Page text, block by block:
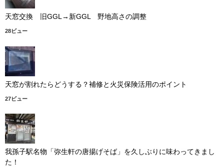
天窓交換 旧GGL→新GGL 野地高さの調整
28ビュー
天窓が割れたらどうする？補修と火災保険活用のポイント
27ビュー
我孫子駅名物「弥生軒の唐揚げそば」を久しぶりに味わってきまし
た！